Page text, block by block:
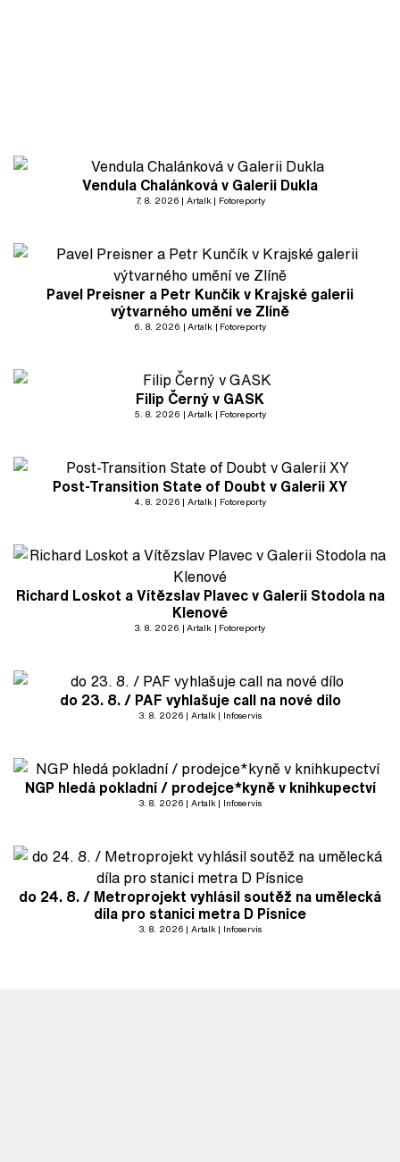
Vendula Chalánková v Galerii Dukla
7. 8. 2026 Artalk Fotoreporty
Pavel Preisner a Petr Kunčík v Krajské galerii
výtvarného umění ve Zlíně
6. 8. 2026 Artalk Fotoreporty
Filip Černý v GASK
5. 8. 2026 Artalk Fotoreporty
Post-Transition State of Doubt v Galerii XY
4. 8. 2026 Artalk Fotoreporty
Richard Loskot a Vítězslav Plavec v Galerii Stodola na
Klenové
3. 8. 2026 Artalk Fotoreporty
do 23. 8. / PAF vyhlašuje call na nové dílo
3. 8. 2026 Artalk Infoservis
NGP hledá pokladní / prodejce*kyně v knihkupectví
3. 8. 2026 Artalk Infoservis
do 24. 8. / Metroprojekt vyhlásil soutěž na umělecká
díla pro stanici metra D Písnice
3. 8. 2026 Artalk Infoservis